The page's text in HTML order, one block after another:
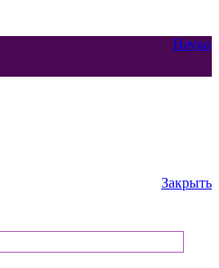
Наука
Закрыть